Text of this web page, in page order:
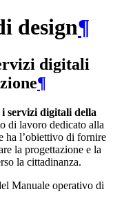
design¶
digitali
¶
servizi digitali della
di lavoro dedicato alla
ha l’obiettivo di fornire
la progettazione e la
la cittadinanza.
Manuale operativo di